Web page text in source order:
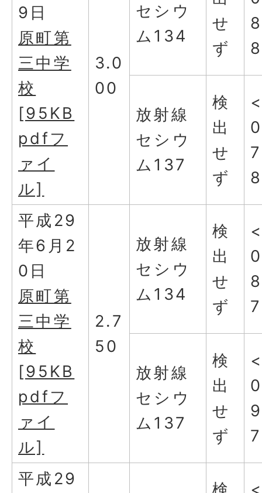
9日
原町第
三中学
校
[95KB
pdfフ
ァイ
ル]
3.0
00
セシウ
ム134
せ
ず
8
放射線
セシウ
ム137
検
出
せ
ず
8
平成29
年6月2
0日
原町第
三中学
校
[95KB
pdfフ
ァイ
ル]
2.7
50
放射線
セシウ
ム134
検
出
せ
ず
7
放射線
セシウ
ム137
検
出
せ
ず
7
平成29